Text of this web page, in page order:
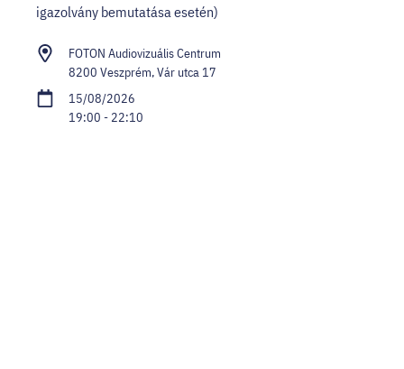
igazolvány bemutatása esetén)
FOTON Audiovizuális Centrum
8200 Veszprém, Vár utca 17
15/08/2026
19:00 - 22:10